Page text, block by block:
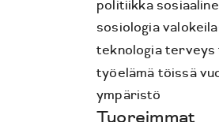
politiikka
sosiologia
teknologiaterveys
työelämä töissä
ympäristö